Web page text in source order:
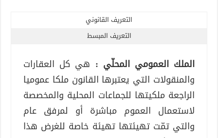
التعريف القانوني
التعريف المبسط
الملك العمومي المحلّي : هي كل العقارات
والمنقولات التي يعتبرها القانون ملكا عموميا
الراجعة ملكيتها للجماعات المحلية والمخصصة
لاستعمال العموم مباشرة أو لمرفق عام
والتي تمّت تهيئتها تهيئة خاصة للغرض هذا